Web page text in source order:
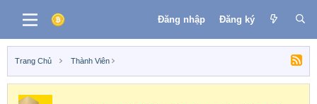
Đăng nhập Đăng ký
Trang Chủ Thành Viên